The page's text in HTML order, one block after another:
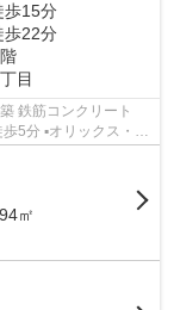
歩15分
歩22分
目
㎡